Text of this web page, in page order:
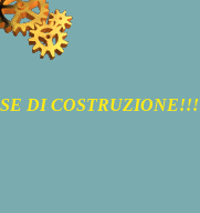
DI COSTRUZIONE!!!